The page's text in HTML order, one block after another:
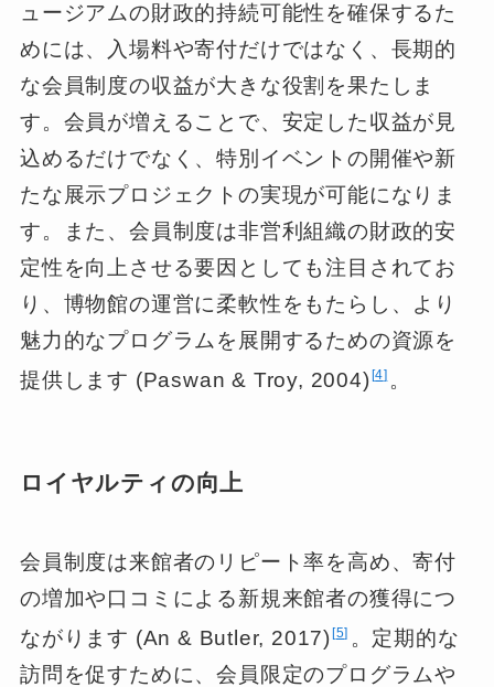
ュージアムの財政的持続可能性を確保するた
めには、入場料や寄付だけではなく、長期的
な会員制度の収益が大きな役割を果たしま
す。会員が増えることで、安定した収益が見
込めるだけでなく、特別イベントの開催や新
たな展示プロジェクトの実現が可能になりま
す。また、会員制度は非営利組織の財政的安
定性を向上させる要因としても注目されてお
り、博物館の運営に柔軟性をもたらし、より
魅力的なプログラムを展開するための資源を
提供します (Paswan & Troy, 2004) 4 。
ロイヤルティの向上
会員制度は来館者のリピート率を高め、寄付
の増加や口コミによる新規来館者の獲得につ
ながります (An & Butler, 2017) 5 。定期的な
訪問を促すために、会員限定のプログラムや